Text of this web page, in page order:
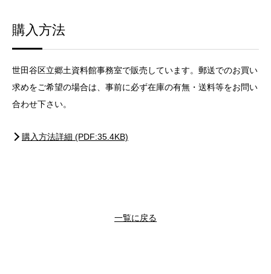
購入方法
世田谷区立郷土資料館事務室で販売しています。郵送でのお買い
求めをご希望の場合は、事前に必ず在庫の有無・送料等をお問い
合わせ下さい。
購入方法詳細 (PDF:35.4KB)
一覧に戻る